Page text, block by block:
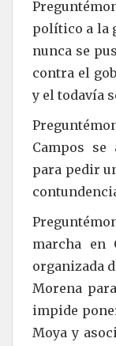
político a la
nunca se
contra el
y el todavía
Campos se
para pedir
marcha en
organizada
Morena
impide
Moya y